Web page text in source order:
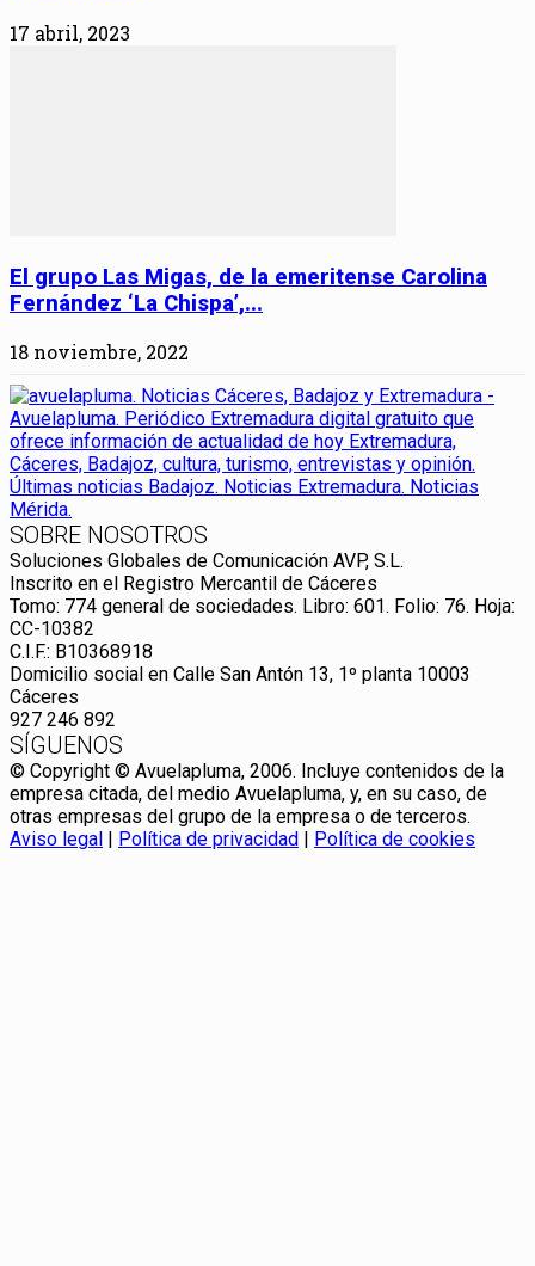
17 abril, 2023
El grupo Las Migas, de la emeritense Carolina
Fernández ‘La Chispa’,...
18 noviembre, 2022
SOBRE NOSOTROS
Soluciones Globales de Comunicación AVP, S.L.
Inscrito en el Registro Mercantil de Cáceres
Tomo: 774 general de sociedades. Libro: 601. Folio: 76. Hoja:
CC-10382
C.I.F.: B10368918
Domicilio social en Calle San Antón 13, 1º planta 10003
Cáceres
927 246 892
SÍGUENOS
© Copyright © Avuelapluma, 2006. Incluye contenidos de la
empresa citada, del medio Avuelapluma, y, en su caso, de
otras empresas del grupo de la empresa o de terceros.
Aviso legal | Política de privacidad | Política de cookies